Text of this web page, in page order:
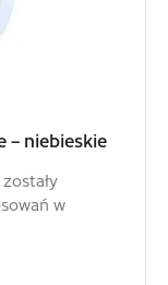
– niebieskie
w